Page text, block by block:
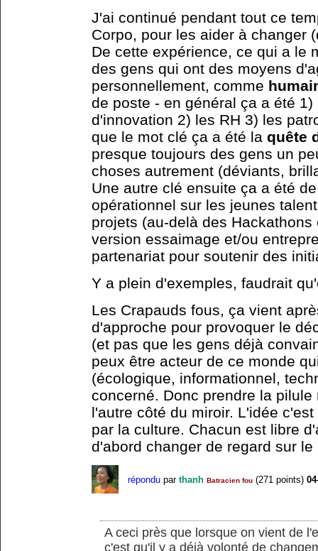
J'ai continué pendant tout ce
Corpo, pour les aider à changer
De cette expérience, ce qui a le
des gens qui ont des moyens
personnellement, comme
de poste - en général ça a été
d'innovation 2) les RH 3) les
que le mot clé ça a été la quête
presque toujours des gens un
choses autrement (déviants,
Une autre clé ensuite ça a été
opérationnel sur les jeunes
projets (au-delà des
version essaimage et/ou
partenariat pour soutenir des
Y a plein d'exemples, faudrait
Les Crapauds fous, ça vient
d'approche pour provoquer le
(et pas que les gens déjà
peux être acteur de ce monde
(écologique, informationnel,
concerné. Donc prendre la
l'autre côté du miroir. L'idée
par la culture. Chacun est libre
d'abord changer de regard sur le
répondu par thanh Batracien fou (271 points)
A ceci près que lorsque on vient de
c'est qu'il y a déjà volonté de